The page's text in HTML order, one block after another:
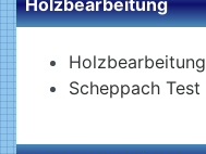
Holzbearbeitung
Holzbearbeitung
Scheppach Test